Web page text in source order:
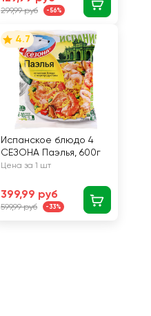
299,99 руб -56%
4.7
Испанское блюдо 4
СЕЗОНА Паэлья, 600г
Цена за 1 шт
399,99 руб
599,99 руб -33%